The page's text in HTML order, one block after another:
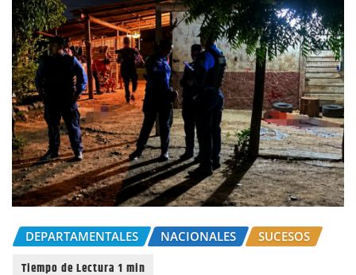
DEPARTAMENTALES NACIONALES SUCESOS